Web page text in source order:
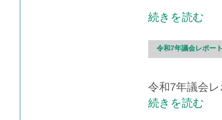
続きを読む
令和7年議会レポー
令和7年議会
続きを読む